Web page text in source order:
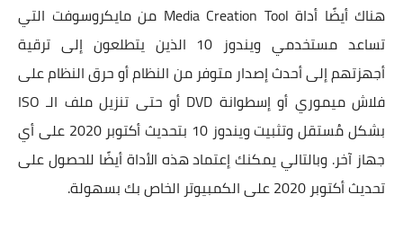
هناك أيضًا أداة Media Creation Tool من مايكروسوفت التي
تساعد مستخدمي ويندوز 10 الذين يتطلعون إلى ترقية
أجهزتهم إلى أحدث إصدار متوفر من النظام أو حرق النظام على
فلاش ميموري أو إسطوانة DVD أو حتى تنزيل ملف الـ ISO
بشكل مُستقل وتثبيت ويندوز 10 بتحديث أكتوبر 2020 على أي
جهاز آخر. وبالتالي يمكنك إعتماد هذه الأداة أيضًا للحصول على
تحديث أكتوبر 2020 على الكمبيوتر الخاص بك بسهولة.